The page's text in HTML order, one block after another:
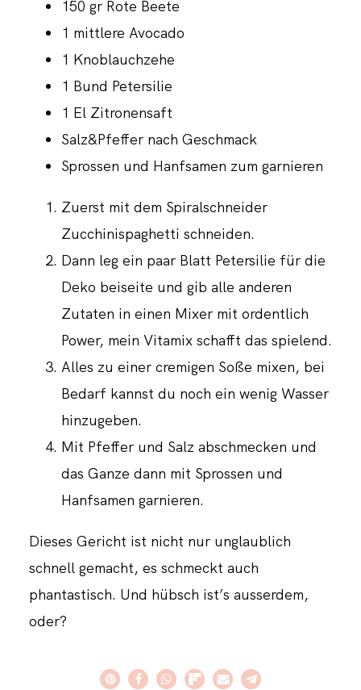
150 gr Rote Beete
1 mittlere Avocado
1 Knoblauchzehe
1 Bund Petersilie
1 El Zitronensaft
Salz&Pfeffer nach Geschmack
Sprossen und Hanfsamen zum garnieren
Zuerst mit dem Spiralschneider
Zucchinispaghetti schneiden.
Dann leg ein paar Blatt Petersilie für die
Deko beiseite und gib alle anderen
Zutaten in einen Mixer mit ordentlich
Power, mein Vitamix schafft das spielend.
Alles zu einer cremigen Soße mixen, bei
Bedarf kannst du noch ein wenig Wasser
hinzugeben.
Mit Pfeffer und Salz abschmecken und
das Ganze dann mit Sprossen und
Hanfsamen garnieren.
Dieses Gericht ist nicht nur unglaublich
schnell gemacht, es schmeckt auch
phantastisch. Und hübsch ist’s ausserdem,
oder?